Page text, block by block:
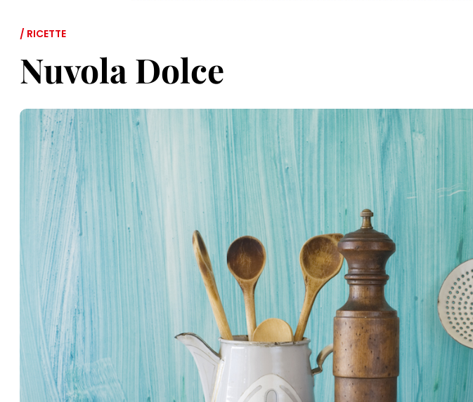
/ RICETTE
Nuvola Dolce